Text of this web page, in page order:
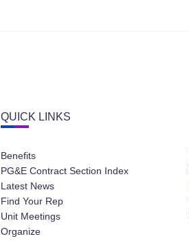
QUICK LINKS
Benefits
PG&E Contract Section Index
Latest News
Find Your Rep
Unit Meetings
Organize